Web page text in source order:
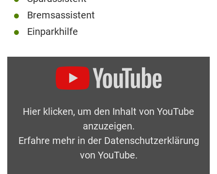
Bremsassistent
Einparkhilfe
Hier klicken, um den Inhalt von YouTube
anzuzeigen.
Erfahre mehr in der Datenschutzerklärung
von YouTube.